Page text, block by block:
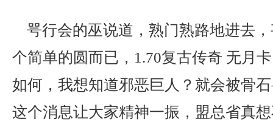
咢行会的巫说道，熟门熟路地进去
个简单的圆而已，1.70复古传奇 无月
如何，我想知道邪恶巨人？就会被骨
这个消息让大家精神一振，盟总省真